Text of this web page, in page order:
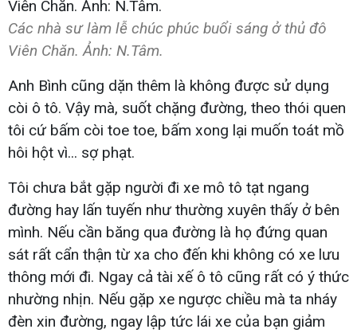
Các nhà sư làm lễ chúc phúc buổi sáng ở thủ đô
Viên Chăn. Ảnh: N.Tâm.
Anh Bình cũng dặn thêm là không được sử dụng
còi ô tô. Vậy mà, suốt chặng đường, theo thói quen
tôi cứ bấm còi toe toe, bấm xong lại muốn toát mồ
hôi hột vì... sợ phạt.
Tôi chưa bắt gặp người đi xe mô tô tạt ngang
đường hay lấn tuyến như thường xuyên thấy ở bên
mình. Nếu cần băng qua đường là họ đứng quan
sát rất cẩn thận từ xa cho đến khi không có xe lưu
thông mới đi. Ngay cả tài xế ô tô cũng rất có ý thức
nhường nhịn. Nếu gặp xe ngược chiều mà ta nháy
đèn xin đường, ngay lập tức lái xe của bạn giảm